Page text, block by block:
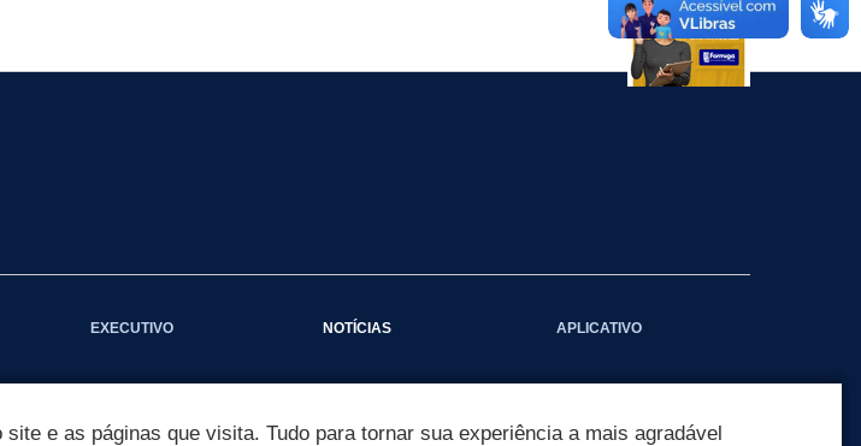
EXECUTIVO NOTÍCIAS APLICATIVO
e as páginas que visita. Tudo para tornar sua experiência a mais agradável